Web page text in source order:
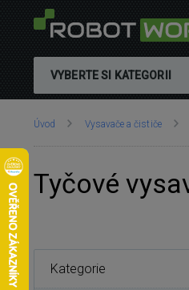
VYBERTE SI KATEGORII
Nacházíte
Úvod Vysavače a čističe
Tyčové
Kategorie